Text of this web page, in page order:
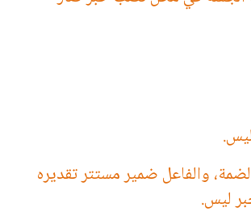
والفاعل ضمير مستتر تقديره
ليس.